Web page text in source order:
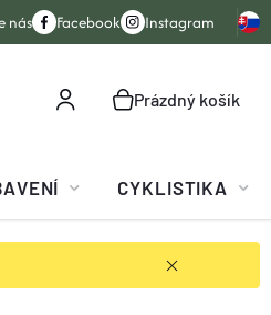
nás Facebook Instagram
NÁKUPNÍ
Prázdný košík
CYKLISTIKA